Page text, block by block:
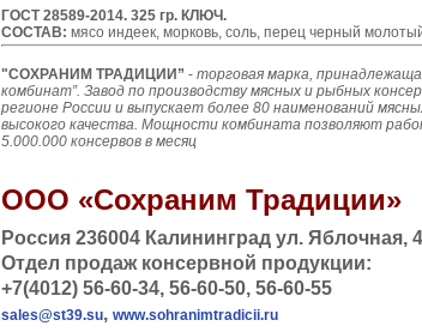
ГОСТ 28589-2014. 325 гр. КЛЮЧ.
СОСТАВ: мясо индеек, морковь, соль, перец черный
"СОХРАНИМ ТРАДИЦИИ” - торговая марка,
комбинат”. Завод по производству мясных и рыбных
регионе России и выпускает более 80 наименований
высокого качества. Мощности комбината позволяют
5.000.000 консервов в месяц
ООО «Сохраним Традиции»
Россия 236004 Калининград ул. Яблочная,
Отдел продаж консервной продукции:
+7(4012) 56-60-34, 56-60-50, 56-60-55
sales@st39.su, www.sohranimtradicii.ru